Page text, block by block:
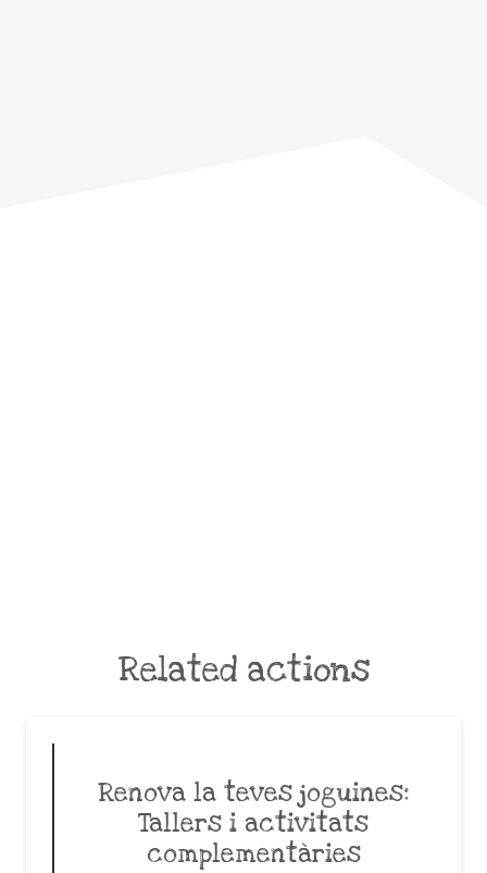
Related actions
Renova la teves joguines:
Tallers i activitats
complementàries